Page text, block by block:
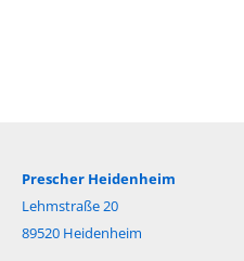
Prescher Heidenheim
Lehmstraße 20
89520 Heidenheim